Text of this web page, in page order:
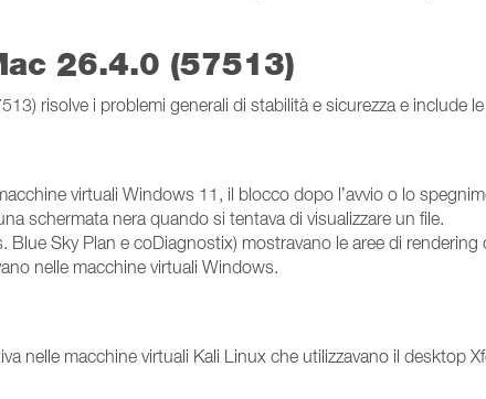
26.4.0 (57513)
risolve i problemi generali di stabilità e sicurezza e include
virtuali Windows 11, il blocco dopo l’avvio o lo
schermata nera quando si tentava di visualizzare un file.
Blue Sky Plan e coDiagnostix) mostravano le aree di rendering
nelle macchine virtuali Windows.
nelle macchine virtuali Kali Linux che utilizzavano il desktop